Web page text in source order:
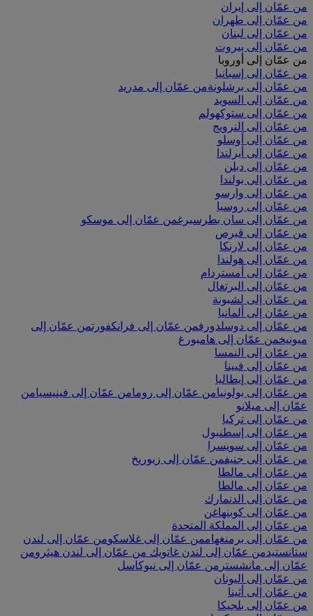
من عمّان إلى إيران
من عمّان إلى طهران
من عمّان إلى لبنان
من عمّان إلى بيروت
من عمّان إلى أوروبا
من عمّان إلى إسبانيا
من عمّان إلى برشلونةمن عمّان إلى مدريد
من عمّان إلى السويد
من عمّان إلى ستوكهولم
من عمّان إلى النرويج
من عمّان إلى أوسلو
من عمّان إلى أيرلندا
من عمّان إلى دبلن
من عمّان إلى بولندا
من عمّان إلى وارسو
من عمّان إلى روسيا
من عمّان إلى سان بطرسبرغمن عمّان إلى موسكو
من عمّان إلى قبرص
من عمّان إلى لارنكا
من عمّان إلى هولندا
من عمّان إلى أمستردام
من عمّان إلى البرتغال
من عمّان إلى لشبونة
من عمّان إلى ألمانيا
من عمّان إلى دوسلدورفمن عمّان إلى فرانكفورتمن عمّان إلى
ميونيخمن عمّان إلى هامبورغ
من عمّان إلى النمسا
من عمّان إلى فيينا
من عمّان إلى إيطاليا
من عمّان إلى بولونيامن عمّان إلى رومامن عمّان إلى فينيسيامن
عمّان إلى ميلانو
من عمّان إلى تركيا
من عمّان إلى إسطنبول
من عمّان إلى سويسرا
من عمّان إلى جنيفمن عمّان إلى زيوريخ
من عمّان إلى مالطا
من عمّان إلى مالطا
من عمّان إلى الدنمارك
من عمّان إلى كوبنهاغن
من عمّان إلى المملكة المتحدة
من عمّان إلى برمنغهاممن عمّان إلى غلاسكومن عمّان إلى لندن
ستانستيدمن عمّان إلى لندن غاتويك من عمّان إلى لندن هيثرومن
عمّان إلى مانشستر من عمّان إلى نيوكاسل
من عمّان إلى اليونان
من عمّان إلى أثينا
من عمّان إلى بلجيكا